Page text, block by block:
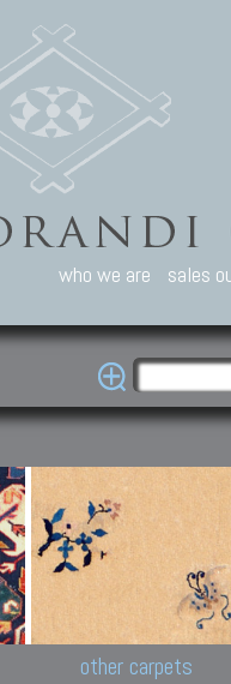
who we are sales
Caucasian Carpets
Antique Caucasian carpets:
Shirvan, Kuba, Lesghi, Ci-ci.
Kazak and Karabakh rugs
New and old Caucasian
other carpets